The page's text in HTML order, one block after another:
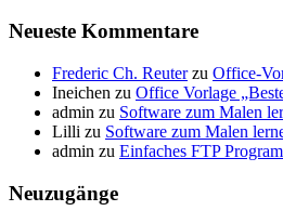
Neueste Kommentare
Frederic Ch. Reuterzu Office-
Ineichen zu Office Vorlage
admin zu Software zum Malen
Lilli zu Software zum Malen
admin zu Einfaches FTP
Neuzugänge